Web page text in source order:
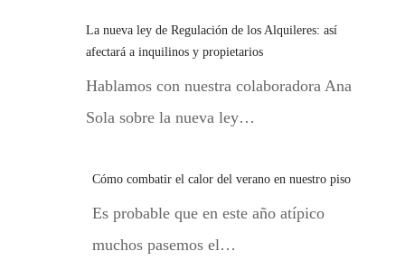
La nueva ley de Regulación de los Alquileres: así
afectará a inquilinos y propietarios
Hablamos con nuestra colaboradora Ana
Sola sobre la nueva ley…
Cómo combatir el calor del verano en nuestro piso
Es probable que en este año atípico
muchos pasemos el…